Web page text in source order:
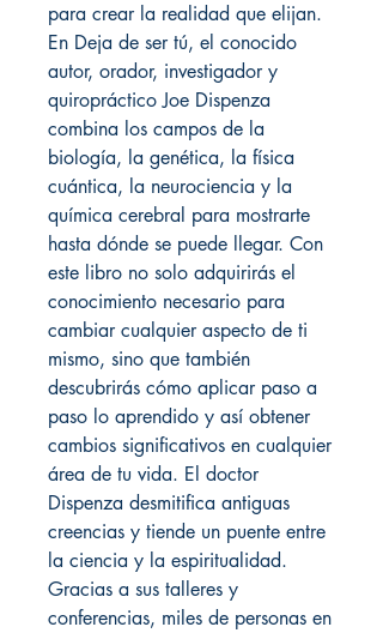
para crear la realidad que elijan.
En Deja de ser tú, el conocido
autor, orador, investigador y
quiropráctico Joe Dispenza
combina los campos de la
biología, la genética, la física
cuántica, la neurociencia y la
química cerebral para mostrarte
hasta dónde se puede llegar. Con
este libro no solo adquirirás el
conocimiento necesario para
cambiar cualquier aspecto de ti
mismo, sino que también
descubrirás cómo aplicar paso a
paso lo aprendido y así obtener
cambios significativos en cualquier
área de tu vida. El doctor
Dispenza desmitifica antiguas
creencias y tiende un puente entre
la ciencia y la espiritualidad.
Gracias a sus talleres y
conferencias, miles de personas en